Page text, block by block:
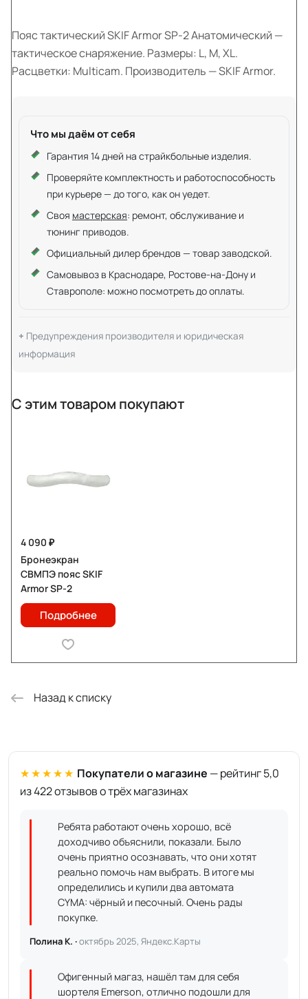
Пояс тактический SKIF Armor SP-2 Анатомический —
тактическое снаряжение. Размеры: L, M, XL.
Расцветки: Multicam. Производитель — SKIF Armor.
Что мы даём от себя
Гарантия 14 дней на страйкбольные изделия.
Проверяйте комплектность и работоспособность
при курьере — до того, как он уедет.
Своя мастерская: ремонт, обслуживание и
тюнинг приводов.
Официальный дилер брендов — товар заводской.
Самовывоз в Краснодаре, Ростове-на-Дону и
Ставрополе: можно посмотреть до оплаты.
Предупреждения производителя и юридическая
информация
С этим товаром покупают
4 090 ₽
Бронеэкран
СВМПЭ пояс SKIF
Armor SP-2
Подробнее
Назад к списку
★★★★★ Покупатели о магазине — рейтинг 5,0
из 422 отзывов о трёх магазинах
Ребята работают очень хорошо, всё
доходчиво объяснили, показали. Было
очень приятно осознавать, что они хотят
реально помочь нам выбрать. В итоге мы
определились и купили два автомата
CYMA: чёрный и песочный. Очень рады
покупке.
Полина К. ·октябрь 2025, Яндекс.Карты
Офигенный магаз, нашёл там для себя
шортеля Emerson, отлично подошли для